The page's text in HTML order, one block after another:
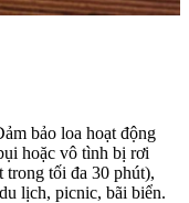
bảo loa hoạt động
hoặc vô tình bị rơi
trong tối đa 30 phút),
lịch, picnic, bãi biển.